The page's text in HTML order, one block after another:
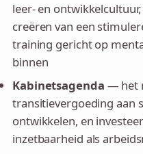
leer- en
creëren van een
training gericht op
binnen
Kabinetsagenda — het
transitievergoeding aan
ontwikkelen, en
inzetbaarheid als